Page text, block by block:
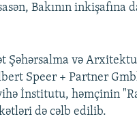
Bakının inkişafına
Şəhərsalma və
Speer + Partner
İnstitutu, həmçinin
də cəlb edilib.